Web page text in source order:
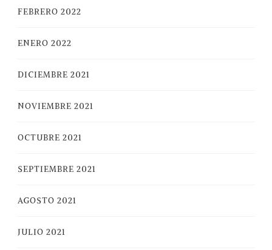
FEBRERO 2022
ENERO 2022
DICIEMBRE 2021
NOVIEMBRE 2021
OCTUBRE 2021
SEPTIEMBRE 2021
AGOSTO 2021
JULIO 2021